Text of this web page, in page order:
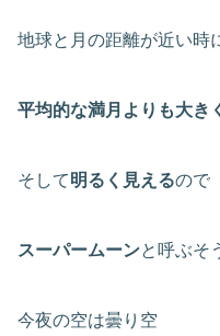
地球と月の距離が近い時
平均的な満月よりも大き
そして明るく見えるので
スーパームーンと呼ぶそ
今夜の空は曇り空